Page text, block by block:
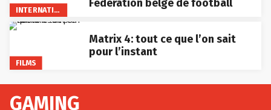
INTERNATIONAL
FILMS
Matrix 4: tout ce que l’on sait
pour l’instant
GAMING